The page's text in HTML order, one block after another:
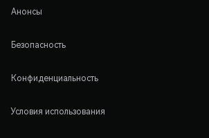
Анонсы
Безопасность
Конфиденциальность
Условия использования